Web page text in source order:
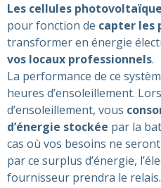
Les cellules
pour fonction de capter les
transformer en énergie
vos locaux professionnels.
La performance de ce
heures d’ensoleillement.
d’ensoleillement, vous
d’énergie stockée par la
cas où vos besoins ne
par ce surplus d’énergie,
fournisseur prendra le relais.